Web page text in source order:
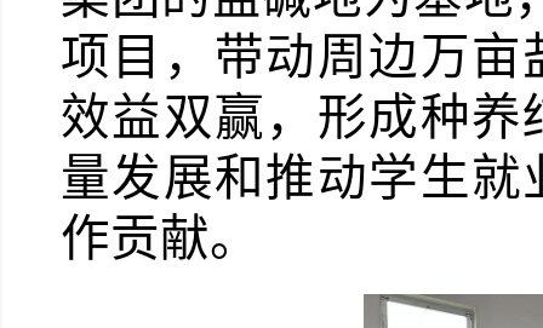
项目，带动周边万
效益双赢，形成种
量发展和推动学生
作贡献。